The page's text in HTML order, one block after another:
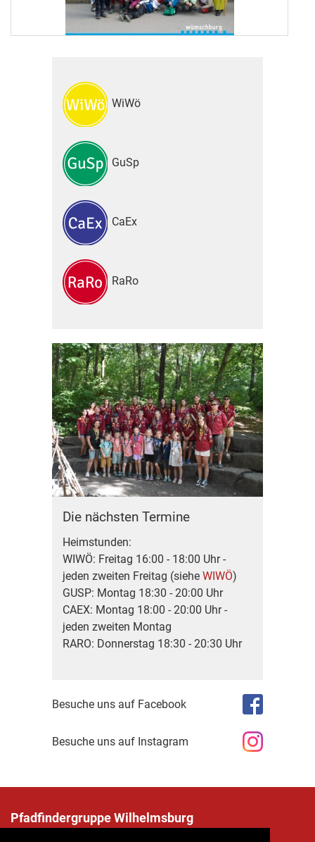
WiWö
GuSp
CaEx
RaRo
Die nächsten Termine
Heimstunden:
WIWÖ: Freitag 16:00 - 18:00 Uhr -
jeden zweiten Freitag (siehe WIWÖ)
GUSP: Montag 18:30 - 20:00 Uhr
CAEX: Montag 18:00 - 20:00 Uhr -
jeden zweiten Montag
RARO: Donnerstag 18:30 - 20:30 Uhr
Besuche uns auf Facebook
Besuche uns auf Instagram
Pfadfindergruppe Wilhelmsburg